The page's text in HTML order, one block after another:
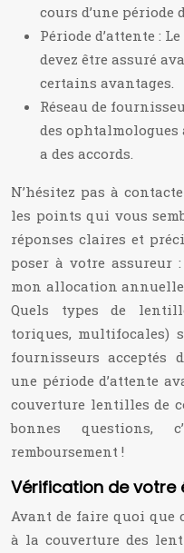
cours d’une période
Période d’attente :
devez être assuré
certains avantages.
Réseau de
des ophtalmologues
a des accords.
N’hésitez pas à
les points qui vous
réponses claires et
poser à votre assureur
mon allocation
Quels types de
toriques, multifocales)
fournisseurs acceptés
une période d’attente
couverture lentilles de
bonnes questions,
remboursement !
Vérification de votre
Avant de faire quoi que
à la couverture des